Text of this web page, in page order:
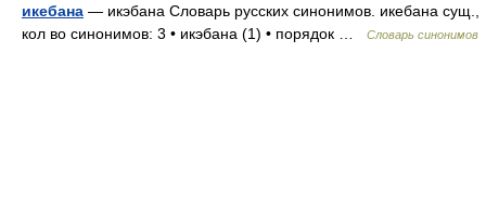
икебана — икэбана Словарь русских синонимов. икебана сущ.,
кол во синонимов: 3 • икэбана (1) • порядок …
Словарь синонимов